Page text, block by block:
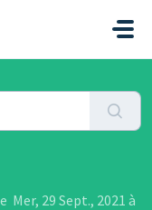
Mer, 29 Sept., 2021 à